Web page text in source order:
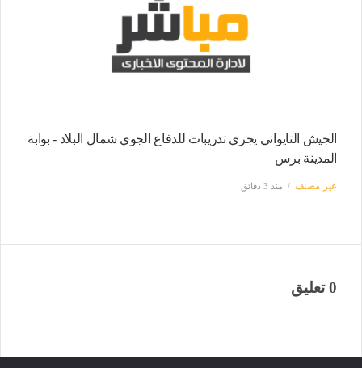
الجيش التايواني يجري تدريبات للدفاع الجوي شمال البلاد - بوابة
المدينة برس
غير مصنف منذ 3 دقائق
0 تعليق